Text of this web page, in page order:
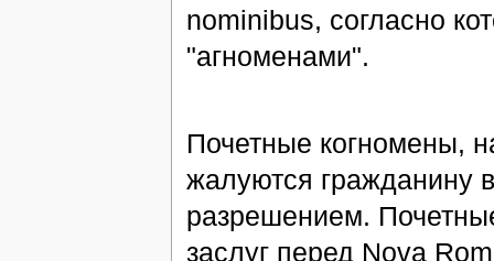
nominibus, согласно
"агноменами".
Почетные когномены,
жалуются гражданину
разрешением.
заслуг перед Nova